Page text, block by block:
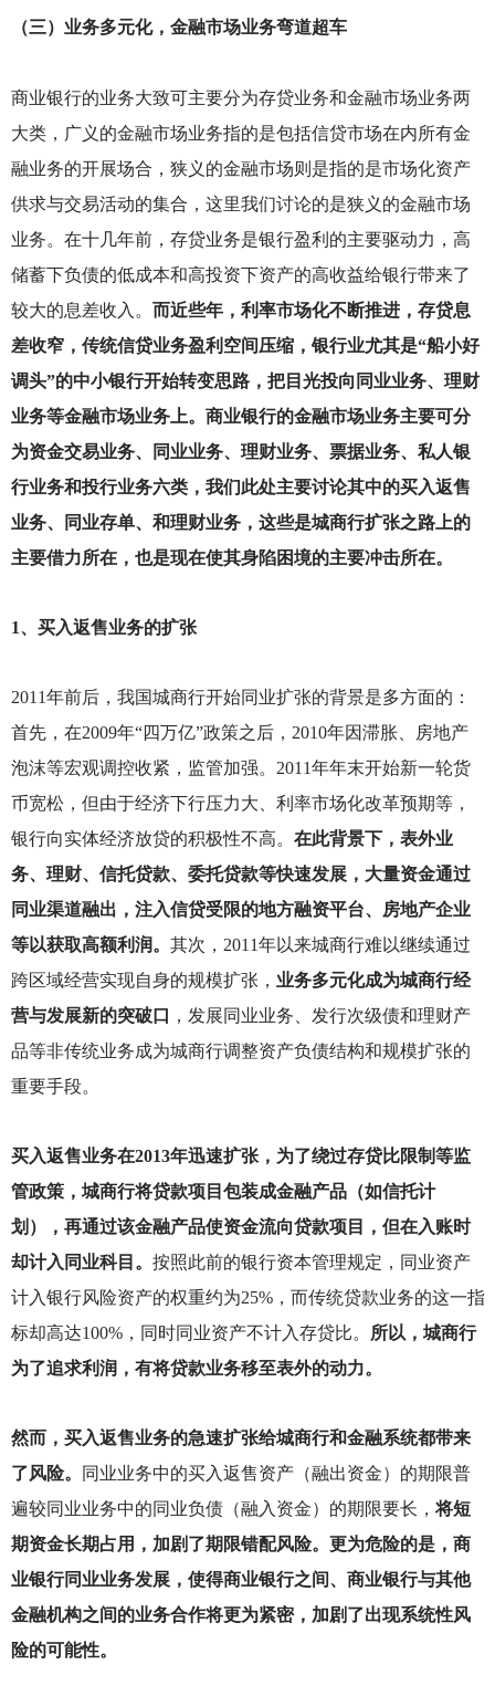
（三）业务多元化，金融市场业务弯道超车
商业银行的业务大致可主要分为存贷业务和金融市场业务两
大类，广义的金融市场业务指的是包括信贷市场在内所有金
融业务的开展场合，狭义的金融市场则是指的是市场化资产
供求与交易活动的集合，这里我们讨论的是狭义的金融市场
业务。在十几年前，存贷业务是银行盈利的主要驱动力，高
储蓄下负债的低成本和高投资下资产的高收益给银行带来了
较大的息差收入。 而近些年，利率市场化不断推进，存贷息
差收窄，传统信贷业务盈利空间压缩，银行业尤其是“船小好
调头”的中小银行开始转变思路，把目光投向同业业务、理财
业务等金融市场业务上。商业银行的金融市场业务主要可分
为资金交易业务、同业业务、理财业务、票据业务、私人银
行业务和投行业务六类，我们此处主要讨论其中的买入返售
业务、同业存单、和理财业务，这些是城商行扩张之路上的
主要借力所在，也是现在使其身陷困境的主要冲击所在。
1、买入返售业务的扩张
2011年前后，我国城商行开始同业扩张的背景是多方面的：
首先，在2009年“四万亿”政策之后，2010年因滞胀、房地产
泡沫等宏观调控收紧，监管加强。2011年年末开始新一轮货
币宽松，但由于经济下行压力大、利率市场化改革预期等，
银行向实体经济放贷的积极性不高。 在此背景下，表外业
务、理财、信托贷款、委托贷款等快速发展，大量资金通过
同业渠道融出，注入信贷受限的地方融资平台、房地产企业
等以获取高额利润。 其次，2011年以来城商行难以继续通过
跨区域经营实现自身的规模扩张， 业务多元化成为城商行经
营与发展新的突破口
，发展同业业务、发行次级债和理财产
品等非传统业务成为城商行调整资产负债结构和规模扩张的
重要手段。
买入返售业务在2013年迅速扩张，为了绕过存贷比限制等监
管政策，城商行将贷款项目包装成金融产品（如信托计
划），再通过该金融产品使资金流向贷款项目，但在入账时
却计入同业科目。 按照此前的银行资本管理规定，同业资产
计入银行风险资产的权重约为25%，而传统贷款业务的这一指
标却高达100%，同时同业资产不计入存贷比。
所以，城商行
为了追求利润，有将贷款业务移至表外的动力。
然而，买入返售业务的急速扩张给城商行和金融系统都带来
了风险。
同业业务中的买入返售资产（融出资金）的期限普
遍较同业业务中的同业负债（融入资金）的期限要长，将短
期资金长期占用，加剧了期限错配风险。更为危险的是，商
业银行同业业务发展，使得商业银行之间、商业银行与其他
金融机构之间的业务合作将更为紧密，加剧了出现系统性风
险的可能性。